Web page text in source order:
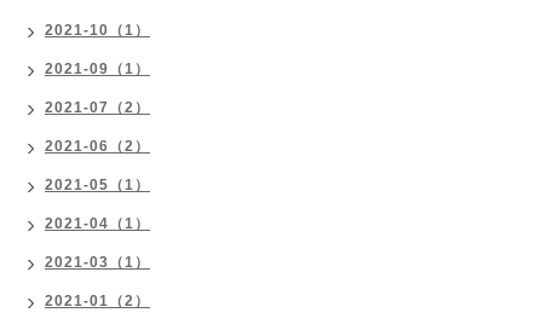
2021-10（1）
2021-09（1）
2021-07（2）
2021-06（2）
2021-05（1）
2021-04（1）
2021-03（1）
2021-01（2）